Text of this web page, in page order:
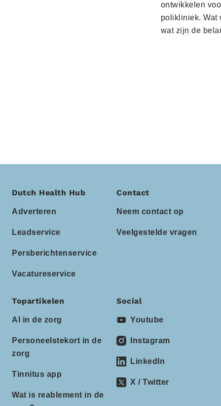
ontwikkelen
polikliniek. Wat
wat zijn de
Dutch Health Hub
Adverteren
Leadservice
Persberichtenservice
Vacatureservice
Contact
Neem contact op
Veelgestelde vragen
Topartikelen
AI in de zorg
Personeelstekort in de
zorg
Tinnitus app
Wat is reablement in de
Social
Youtube
Instagram
LinkedIn
X / Twitter